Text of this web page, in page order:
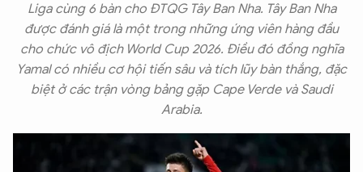
Liga cùng 6 bàn cho ĐTQG Tây Ban Nha. Tây Ban Nha
được đánh giá là một trong những ứng viên hàng đầu
cho chức vô địch World Cup 2026. Điều đó đồng nghĩa
Yamal có nhiều cơ hội tiến sâu và tích lũy bàn thắng, đặc
biệt ở các trận vòng bảng gặp Cape Verde và Saudi
Arabia.